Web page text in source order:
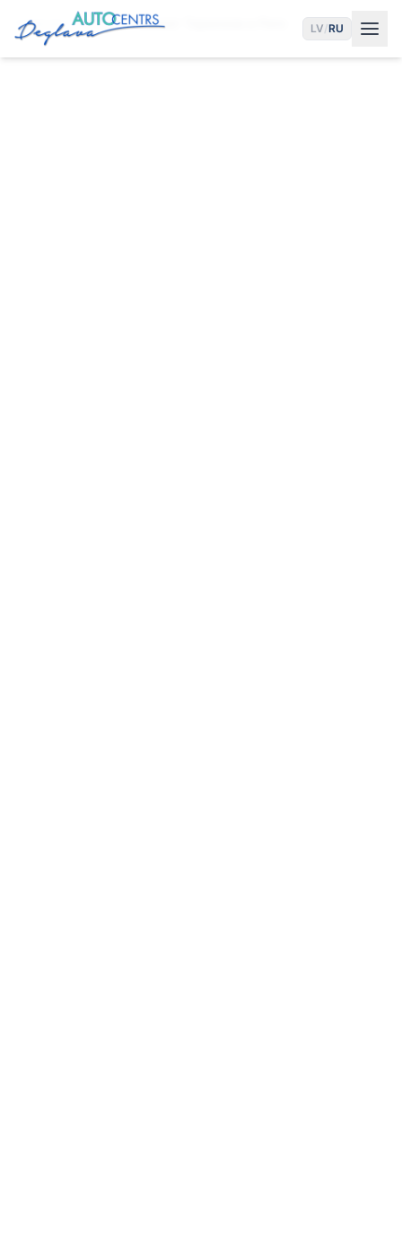
LV/RU
Главная Услуги Ремонт Тормозов в Риге